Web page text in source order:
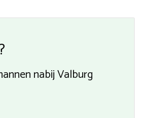
nabij Valburg